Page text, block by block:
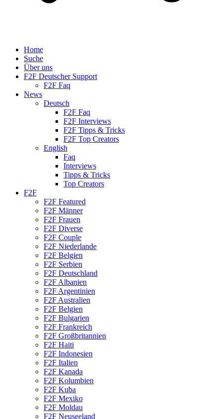
Home
Suche
Über uns
F2F Deutscher Support
F2F Faq
News
Deutsch
F2F Faq
F2F Interviews
F2F Tipps & Tricks
F2F Top Creators
English
Faq
Interviews
Tipps & Tricks
Top Creators
F2F
F2F Featured
F2F Männer
F2F Frauen
F2F Diverse
F2F Couple
F2F Niederlande
F2F Belgien
F2F Serbien
F2F Deutschland
F2F Albanien
F2F Argentinien
F2F Australien
F2F Belgien
F2F Bulgarien
F2F Frankreich
F2F Großbritannien
F2F Haiti
F2F Indonesien
F2F Italien
F2F Kanada
F2F Kolumbien
F2F Kuba
F2F Mexiko
F2F Moldau
F2F Neuseeland